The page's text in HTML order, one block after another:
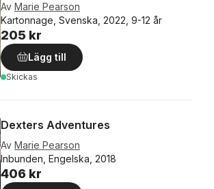
Av Marie Pearson
Kartonnage, Svenska, 2022, 9-12 år
205 kr
Lägg till
Skickas
Dexters Adventures
Av Marie Pearson
Inbunden, Engelska, 2018
406 kr